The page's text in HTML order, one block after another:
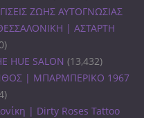
ΖΩΗΣ ΑΥΤΟΓΝΩΣΙΑΣ
| ΑΣΤΑΡΤΗ
SALON (13,432)
| ΜΠΑΡΜΠΕΡΙΚΟ 1967
| Dirty Roses Tattoo